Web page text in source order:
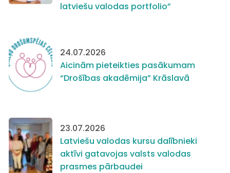
latviešu valodas portfolio”
24.07.2026
Aicinām pieteikties pasākumam
“Drošības akadēmija” Krāslavā
23.07.2026
Latviešu valodas kursu dalībnieki
aktīvi gatavojas valsts valodas
prasmes pārbaudei